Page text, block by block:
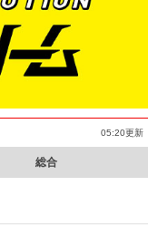
05:20更新
総合